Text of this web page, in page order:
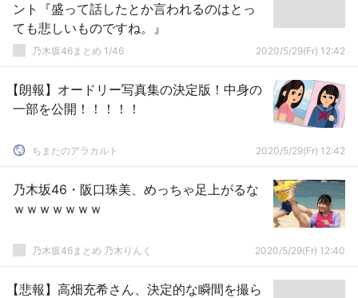
ント『盛って話したとか言われるのはとっ
ても悲しいものですね。』
乃木坂46まとめ 1/46 2020/5/29(Fr) 12:42
【朗報】オードリー写真集の決定版！中身の
一部を公開！！！！！
ちまたのアラカルト 2020/5/29(Fr) 12:42
乃木坂46・阪口珠美、めっちゃ足上がるな
ｗｗｗｗｗｗｗ
乃木坂46まとめ 乃木りんく 2020/5/29(Fr) 12:40
【悲報】高畑充希さん、決定的な瞬間を撮ら